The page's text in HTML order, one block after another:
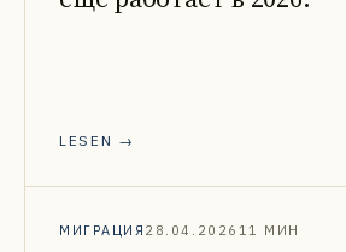
LESEN →
МИГРАЦИЯ 28.04.2026 11 МИН